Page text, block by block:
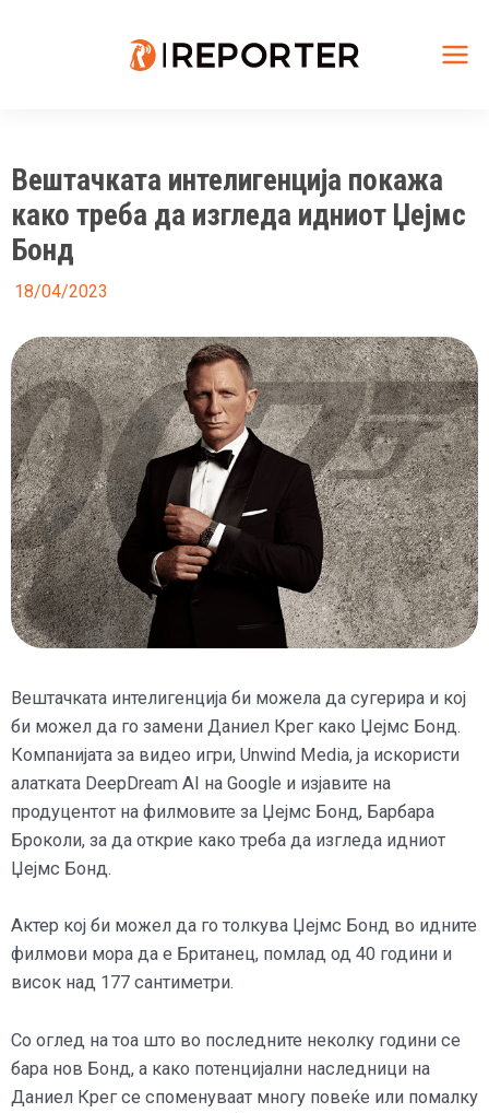
Вештачката интелигенција покажа
како треба да изгледа идниот Џејмс
Бонд
18/04/2023
Вештачката интелигенција би можела да сугерира и кој
би можел да го замени Даниел Крег како Џејмс Бонд.
Компанијата за видео игри, Unwind Media, ја искористи
алатката DeepDream AI на Google и изјавите на
продуцентот на филмовите за Џејмс Бонд, Барбара
Броколи, за да открие како треба да изгледа идниот
Џејмс Бонд.
Актер кој би можел да го толкува Џејмс Бонд во идните
филмови мора да е Британец, помлад од 40 години и
висок над 177 сантиметри.
Со оглед на тоа што во последните неколку години се
бара нов Бонд, а како потенцијални наследници на
Даниел Крег се споменуваат многу повеќе или помалку